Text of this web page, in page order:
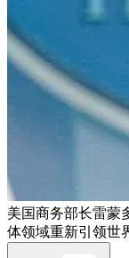
美国商务部长雷蒙
体领域重新引领世